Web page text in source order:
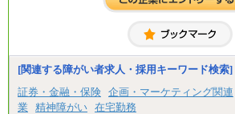
[関連する障がい者求人・採用キーワード検索]
証券・金融・保険 企画・マーケティング関連
業
精神障がい 在宅勤務